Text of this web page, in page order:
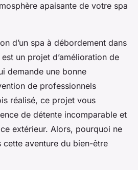
apaisante de votre spa
d’un spa à débordement dans
un projet d’amélioration de
demande une bonne
de professionnels
réalisé, ce projet vous
de détente incomparable et
extérieur. Alors, pourquoi ne
cette aventure du bien-être